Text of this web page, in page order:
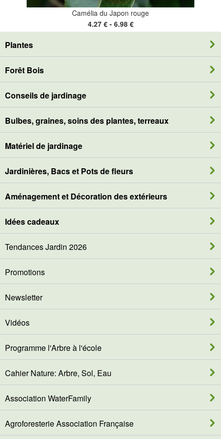
Camélia du Japon rouge
4.27 € - 6.98 €
Plantes
Forêt Bois
Conseils de jardinage
Bulbes, graines, soins des plantes, terreaux
Matériel de jardinage
Jardinières, Bacs et Pots de fleurs
Aménagement et Décoration des extérieurs
Idées cadeaux
Tendances Jardin 2026
Promotions
Newsletter
Vidéos
Programme l'Arbre à l'école
Cahier Nature: Arbre, Sol, Eau
Association WaterFamily
Agroforesterie Association Française